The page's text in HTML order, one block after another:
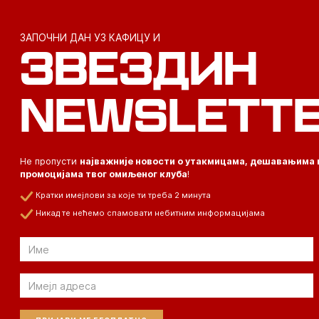
ЗАПОЧНИ ДАН УЗ КАФИЦУ И
ЗВЕЗДИН
Не пропусти најважније новости о утакмицама, дешавањима
промоцијама твог омиљеног клуба!
Кратки имејлови за које ти треба 2 минута
Никад те нећемо спамовати небитним информацијама
Email
Email